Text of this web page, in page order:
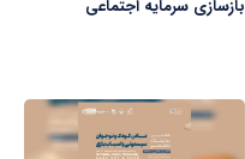
بازسازی سرمایه اجتماعی